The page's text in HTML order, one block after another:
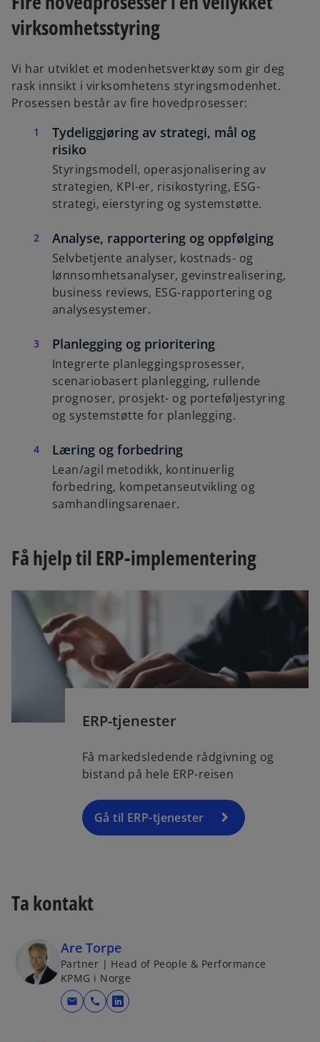
virksomhetsstyring
Vi har utviklet et modenhetsverktøy som gir deg
rask innsikt i virksomhetens styringsmodenhet.
Prosessen består av fire hovedprosesser:
Tydeliggjøring av strategi, mål og
risiko
Styringsmodell, operasjonalisering av
strategien, KPI-er, risikostyring, ESG-
strategi, eierstyring og systemstøtte.
Analyse, rapportering og oppfølging
Selvbetjente analyser, kostnads- og
lønnsomhetsanalyser, gevinstrealisering,
business reviews, ESG-rapportering og
analysesystemer.
Planlegging og prioritering
Integrerte planleggingsprosesser,
scenariobasert planlegging, rullende
prognoser, prosjekt- og porteføljestyring
og systemstøtte for planlegging.
Læring og forbedring
Lean/agil metodikk, kontinuerlig
forbedring, kompetanseutvikling og
samhandlingsarenaer.
Få hjelp til ERP-implementering
ERP-tjenester
Få markedsledende rådgivning og
bistand på hele ERP-reisen
Gå til ERP-tjenester
Ta kontakt
Are Torpe
Partner | Head of People & Performance
KPMG i Norge
mail call
o